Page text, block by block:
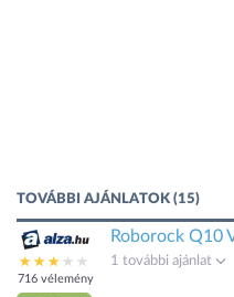
TOVÁBBI AJÁNLATOK (15)
716 vélemény
Roborock Q10
1 további ajánlat